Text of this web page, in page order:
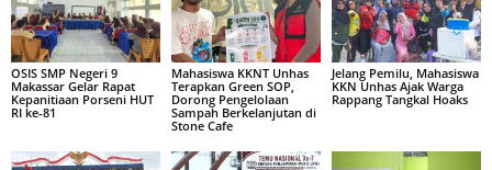
OSIS SMP Negeri 9
Makassar Gelar Rapat
Kepanitiaan Porseni HUT
RI ke-81
Mahasiswa KKNT Unhas
Terapkan Green SOP,
Dorong Pengelolaan
Sampah Berkelanjutan di
Stone Cafe
Jelang Pemilu, Mahasiswa
KKN Unhas Ajak Warga
Rappang Tangkal Hoaks